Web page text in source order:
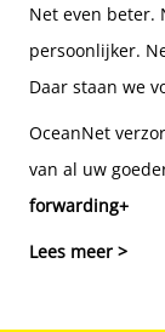
Net even beter.
persoonlijker.
Daar staan we
OceanNet
van al uw
forwarding+
Lees meer >